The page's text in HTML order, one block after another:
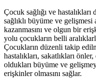
Çocuk sağlığı ve hastalıkları
sağlıklı büyüme ve
kazanmasını ve olgun bir
yolu çocukların belli
Çocukların düzenli takip
hastalıkları, sakatlıkları
oldukları büyüme ve
erişkinler olmasını sağlar.